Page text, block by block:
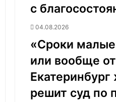
с
04.08.2026
«Сроки
или вообще
Екатеринбург
решит суд по